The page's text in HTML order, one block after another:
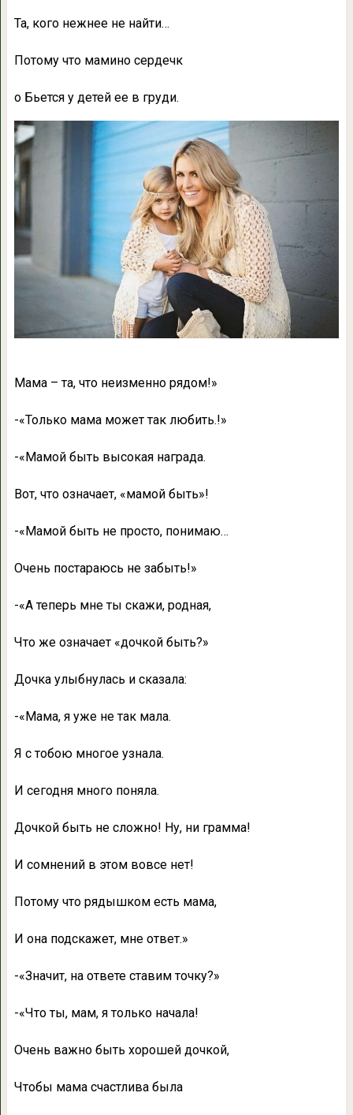
Та, кого нежнее не найти…
Потому что мамино сердечк
о Бьется у детей ее в груди.
Мама – та, что неизменно рядом!»
-«Только мама может так любить.!»
-«Мамой быть высокая награда.
Вот, что означает, «мамой быть»!
-«Мамой быть не просто, понимаю…
Очень постараюсь не забыть!»
-«А теперь мне ты скажи, родная,
Что же означает «дочкой быть?»
Дочка улыбнулась и сказала:
-«Мама, я уже не так мала.
Я с тобою многое узнала.
И сегодня много поняла.
Дочкой быть не сложно! Ну, ни грамма!
И сомнений в этом вовсе нет!
Потому что рядышком есть мама,
И она подскажет, мне ответ.»
-«Значит, на ответе ставим точку?»
-«Что ты, мам, я только начала!
Очень важно быть хорошей дочкой,
Чтобы мама счастлива была